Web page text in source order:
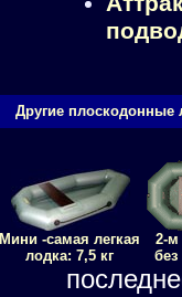
Другие плоскодонные
Мини -самая легкая
лодка: 7,5 кг
2-
без